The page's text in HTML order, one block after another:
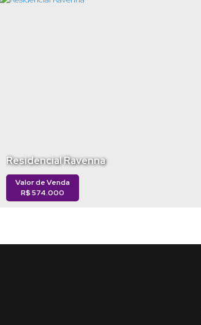
Residencial Ravenna
R$574.000
Valor de Venda